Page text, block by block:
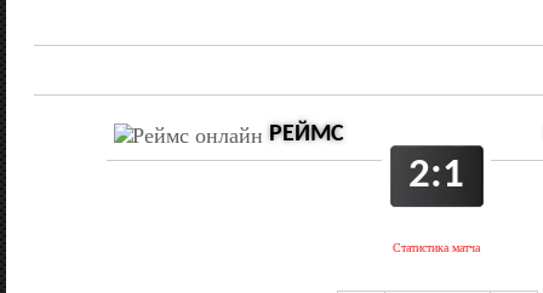
РЕЙМС
2:1
Статистика матча